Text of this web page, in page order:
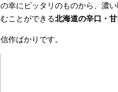
幸にピッタリのものから、濃
ことができる北海道の辛口・
作ばかりです。